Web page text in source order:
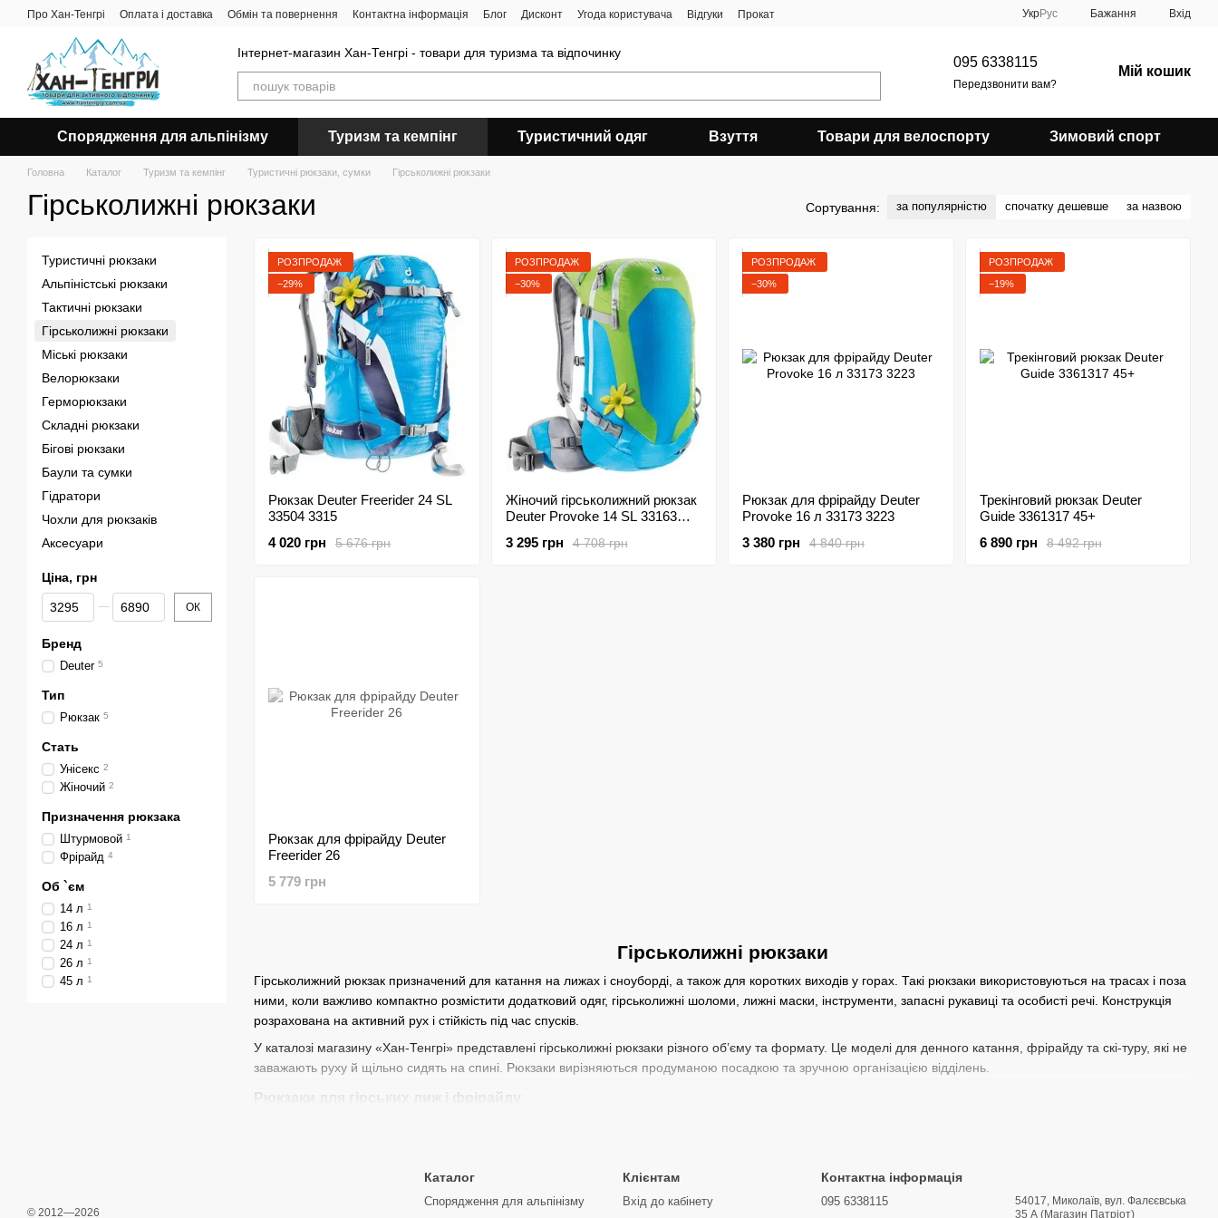
Перейти до основного контенту
Про Хан-Тенгрі Оплата і доставка Обмін та повернення Контактна інформація Блог Дисконт Угода користувача Відгуки Прокат УкрРус Бажання Вхід
Інтернет-магазин Хан-Тенгрі - товари для туризма та відпочинку
095 6338115
Передзвонити вам?
Мій кошик
Спорядження для альпінізму Туризм та кемпінг Туристичний одяг Взуття Товари для велоспорту Зимовий спорт
Головна Каталог Туризм та кемпінг Туристичні рюкзаки, сумки Гірськолижні рюкзаки
Гірськолижні рюкзаки Сортування: за популярністю спочатку дешевше за назвою
Гірськолижні рюкзаки
Гірськолижний рюкзак призначений для катання на лижах і сноуборді, а також для коротких виходів у горах. Такі рюкзаки використовуються на трасах і поза
ними, коли важливо компактно розмістити додатковий одяг, гірськолижні шоломи, лижні маски , інструменти, запасні рукавиці та особисті речі. Конструкція
розрахована на активний рух і стійкість під час спусків.
У каталозі магазину «Хан-Тенгрі» представлені гірськолижні рюкзаки різного об’єму та формату. Це моделі для денного катання, фрірайду та скі-туру, які не
заважають руху й щільно сидять на спині. Рюкзаки вирізняються продуманою посадкою та зручною організацією відділень.
Рюкзаки для гірських лиж і фрірайду
Конструкція та функціональні особливості
Гірськолижні рюкзаки виготовляються зі зносостійких матеріалів, стійких до холоду та вологи. Анатомічна спинка, регульовані лямки та поясний ремінь
РОЗПРОДАЖ
−29%
Рюкзак Deuter Freerider 24 SL
33504 3315
5 676 грн
4 020 грн
РОЗПРОДАЖ
−30%
Жіночий гірськолижний рюкзак
Deuter Provoke 14 SL 33163
4 708 грн
3 295 грн
РОЗПРОДАЖ
−30%
Рюкзак для фрірайду Deuter
Provoke 16 л 33173 3223
4 840 грн
3 380 грн
РОЗПРОДАЖ
−19%
Трекінговий рюкзак Deuter
Guide 3361317 45+
8 492 грн
6 890 грн
Рюкзак для фрірайду Deuter
Freerider 26
5 779 грн
Туристичні рюкзаки
Альпіністські рюкзаки
Тактичні рюкзаки
Гірськолижні рюкзаки
Міські рюкзаки
Велорюкзаки
Герморюкзаки
Складні рюкзаки
Бігові рюкзаки
Баули та сумки
Гідратори
Чохли для рюкзаків
Аксесуари
Ціна, грн
Від Ціна, грн
До Ціна, грн ОК
Бренд
Deuter 5
Тип
Рюкзак 5
Стать
Унісекс 2
Жіночий 2
Призначення рюкзака
Штурмовой 1
Фрірайд 4
Об `єм
14 л 1
16 л 1
24 л 1
26 л 1
45 л 1
© 2012—2026
Каталог
Спорядження для альпінізму
Клієнтам
Вхід до кабінету
Контактна інформація
095 6338115
54017, Миколаїв, вул. Фалєєвська
35 А (Магазин Патріот)